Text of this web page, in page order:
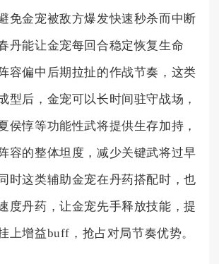
免金宠被敌方爆发快速秒杀而中断
丹能让金宠每回合稳定恢复生命
容偏中后期拉扯的作战节奏，这类
型后，金宠可以长时间驻守战场，
侯惇等功能性武将提供生存加持，
容的整体坦度，减少关键武将过早
时这类辅助金宠在丹药搭配时，也
度丹药，让金宠先手释放技能，提
上增益buff，抢占对局节奏优势。